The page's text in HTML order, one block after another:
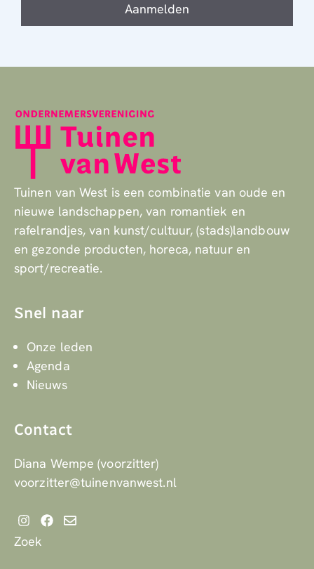
Aanmelden
Tuinen van West is een combinatie van oude en
nieuwe landschappen, van romantiek en
rafelrandjes, van kunst/cultuur, (stads)landbouw
en gezonde producten, horeca, natuur en
sport/recreatie.
Snel naar
Onze leden
Agenda
Nieuws
Contact
Diana Wempe (voorzitter)
voorzitter@tuinenvanwest.nl
Zoek